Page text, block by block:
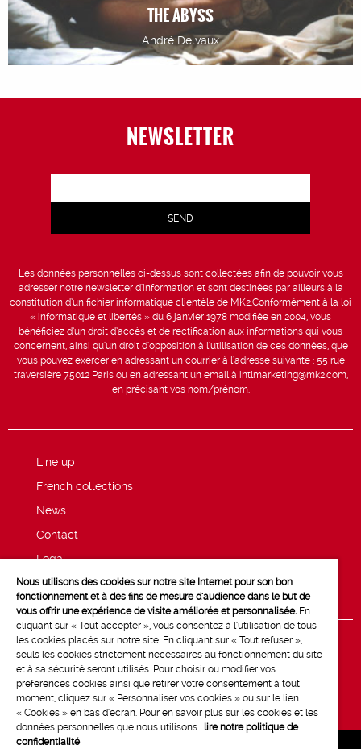
THE ABYSS
André Delvaux
NEWSLETTER
Les données personnelles ci-dessus sont collectées afin de pouvoir vous
adresser notre newsletter d’information et sont destinées par ailleurs à la
constitution d’un fichier informatique clientèle de MK2.Conformément à la loi
« informatique et libertés » du 6 janvier 1978 modifiée en 2004, vous
bénéficiez d’un droit d’accès et de rectification aux informations qui vous
concernent, ainsi qu’un droit d’opposition à l’utilisation de ces données, que
vous pouvez exercer en adressant un courrier à l’adresse suivante : 55 rue
traversière 75012 Paris ou en adressant un email à intlmarketing@mk2.com,
en précisant vos nom/prénom.
Line up
French collections
News
Contact
Legal
Privacy and cookie policy
Nous utilisons des cookies sur notre site Internet pour son bon
fonctionnement et à des fins de mesure d'audience dans le but de
vous offrir une expérience de visite améliorée et personnalisée. En
cliquant sur « Tout accepter », vous consentez à l'utilisation de tous
les cookies placés sur notre site. En cliquant sur « Tout refuser »,
seuls les cookies strictement nécessaires au fonctionnement du site
et à sa sécurité seront utilisés. Pour choisir ou modifier vos
préférences cookies ainsi que retirer votre consentement à tout
moment, cliquez sur « Personnaliser vos cookies » ou sur le lien
« Cookies » en bas d'écran. Pour en savoir plus sur les cookies et les
données personnelles que nous utilisons : lire notre politique de
confidentialité